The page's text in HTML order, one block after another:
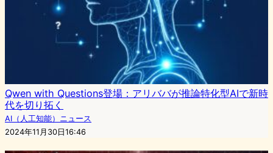
Qwen with Questions登場：アリババが推論特化型AIで新時
代を切り拓く
AI（人工知能）ニュース
2024年11月30日16:46